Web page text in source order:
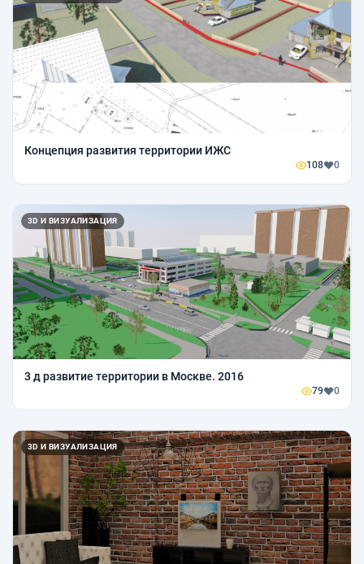
Концепция развития территории ИЖС
108 0
3D И ВИЗУАЛИЗАЦИЯ
3 д развитие территории в Москве. 2016
79 0
3D И ВИЗУАЛИЗАЦИЯ